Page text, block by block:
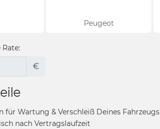
Peugeot
€
für Wartung & Verschleiß Deines Fahrzeugs
nach Vertragslaufzeit